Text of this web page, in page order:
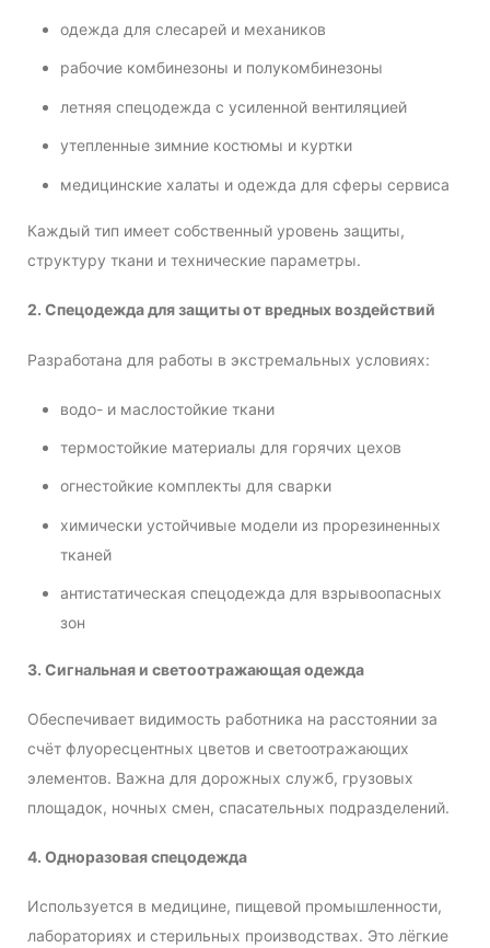
одежда для слесарей и механиков
рабочие комбинезоны и полукомбинезоны
летняя спецодежда с усиленной вентиляцией
утепленные зимние костюмы и куртки
медицинские халаты и одежда для сферы сервиса
Каждый тип имеет собственный уровень защиты,
структуру ткани и технические параметры.
2. Спецодежда для защиты от вредных воздействий
Разработана для работы в экстремальных условиях:
водо- и маслостойкие ткани
термостойкие материалы для горячих цехов
огнестойкие комплекты для сварки
химически устойчивые модели из прорезиненных
тканей
антистатическая спецодежда для взрывоопасных
зон
3. Сигнальная и светоотражающая одежда
Обеспечивает видимость работника на расстоянии за
счёт флуоресцентных цветов и светоотражающих
элементов. Важна для дорожных служб, грузовых
площадок, ночных смен, спасательных подразделений.
4. Одноразовая спецодежда
Используется в медицине, пищевой промышленности,
лабораториях и стерильных производствах. Это лёгкие